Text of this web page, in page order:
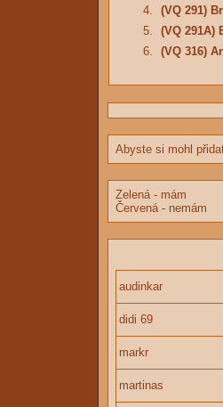
4.
(VQ 291)
5.
(VQ 291A)
6.
(VQ 316)
Abyste si mohl
Zelená - mám
Červená - nemám
audinkar
didi 69
markr
martinas